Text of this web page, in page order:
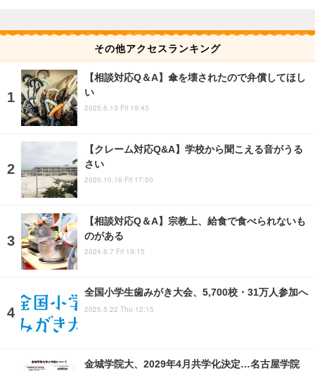
その他アクセスランキング
【相談対応Q＆A】傘を壊されたので弁償してほし
い
2025.6.13 Fri 19:45
【クレーム対応Q&A】学校から聞こえる音がうる
さい
2020.10.16 Fri 17:50
【相談対応Q＆A】宗教上、給食で食べられないも
のがある
2024.6.7 Fri 19:15
全国小学生歯みがき大会、5,700校・31万人参加へ
2025.5.22 Thu 12:15
金城学院大、2029年4月共学化決定…名古屋学院